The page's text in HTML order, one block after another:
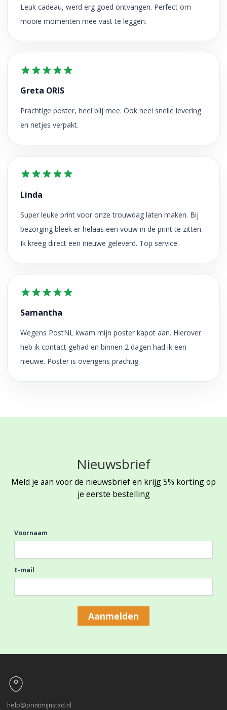
Leuk cadeau, werd erg goed ontvangen. Perfect om
mooie momenten mee vast te leggen.
Greta ORIS
Prachtige poster, heel blij mee. Ook heel snelle levering
en netjes verpakt.
Linda
Super leuke print voor onze trouwdag laten maken. Bij
bezorging bleek er helaas een vouw in de print te zitten.
Ik kreeg direct een nieuwe geleverd. Top service.
Samantha
Wegens PostNL kwam mijn poster kapot aan. Hierover
heb ik contact gehad en binnen 2 dagen had ik een
nieuwe. Poster is overigens prachtig.
Nieuwsbrief
Meld je aan voor de nieuwsbrief en krijg 5% korting op
je eerste bestelling
Voornaam
E-mail
Aanmelden
help@printmijnstad.nl